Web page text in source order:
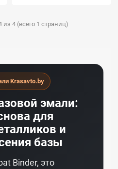
из 4 (всего 1 страниц)
Krasavto.by
эмали:
для
и
базы
Binder, это